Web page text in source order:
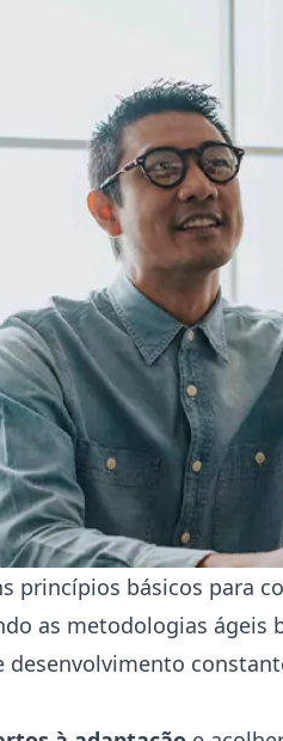
princípios básicos para
as metodologias ágeis
desenvolvimento